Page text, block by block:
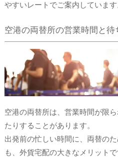
やすいレートでご案内しています
空港の両替所の営業時間と待
空港の両替所は、営業時間が限
たりすることがあります。
出発前の忙しい時間に、両替の
も、外貨宅配の大きなメリットで